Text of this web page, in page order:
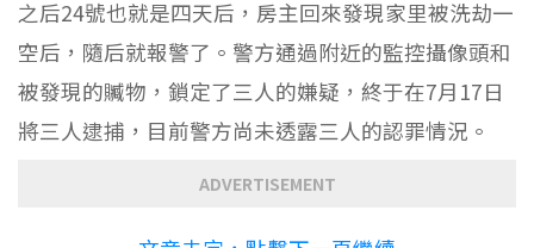
之后24號也就是四天后，房主回來發現家里被洗劫一
空后，隨后就報警了。警方通過附近的監控攝像頭和
被發現的贓物，鎖定了三人的嫌疑，終于在7月17日
將三人逮捕，目前警方尚未透露三人的認罪情況。
ADVERTISEMENT